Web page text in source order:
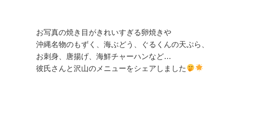
お写真の焼き目がきれいすぎる卵焼きや
沖縄名物のもずく、海ぶどう、ぐるくんの天ぷら、
お刺身、唐揚げ、海鮮チャーハンなど…
彼氏さんと沢山のメニューをシェアしました